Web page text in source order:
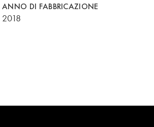
ANNO DI FABBRICAZIONE
2018